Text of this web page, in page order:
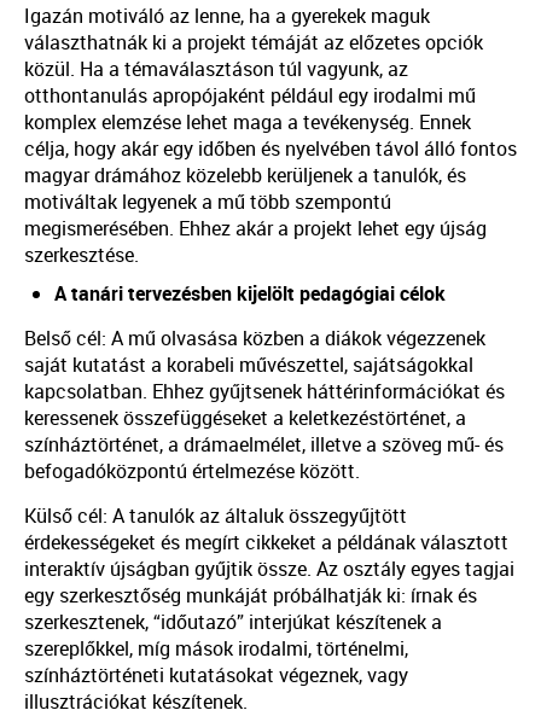
Igazán motiváló az lenne, ha a gyerekek maguk
választhatnák ki a projekt témáját az előzetes opciók
közül. Ha a témaválasztáson túl vagyunk, az
otthontanulás apropójaként például egy irodalmi mű
komplex elemzése lehet maga a tevékenység. Ennek
célja, hogy akár egy időben és nyelvében távol álló fontos
magyar drámához közelebb kerüljenek a tanulók, és
motiváltak legyenek a mű több szempontú
megismerésében. Ehhez akár a projekt lehet egy újság
szerkesztése.
A tanári tervezésben kijelölt pedagógiai célok
Belső cél: A mű olvasása közben a diákok végezzenek
saját kutatást a korabeli művészettel, sajátságokkal
kapcsolatban. Ehhez gyűjtsenek háttérinformációkat és
keressenek összefüggéseket a keletkezéstörténet, a
színháztörténet, a drámaelmélet, illetve a szöveg mű- és
befogadóközpontú értelmezése között.
Külső cél: A tanulók az általuk összegyűjtött
érdekességeket és megírt cikkeket a példának választott
interaktív újságban gyűjtik össze. Az osztály egyes tagjai
egy szerkesztőség munkáját próbálhatják ki: írnak és
szerkesztenek, “időutazó” interjúkat készítenek a
szereplőkkel, míg mások irodalmi, történelmi,
színháztörténeti kutatásokat végeznek, vagy
illusztrációkat készítenek.